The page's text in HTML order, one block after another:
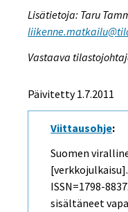
Lisätietoja: Taru
Vastaava
Päivitetty 1.7.2011
Viittausohje:
Suomen
[verkkojulkaisu].
ISSN=1798-8837.
sisältäneet